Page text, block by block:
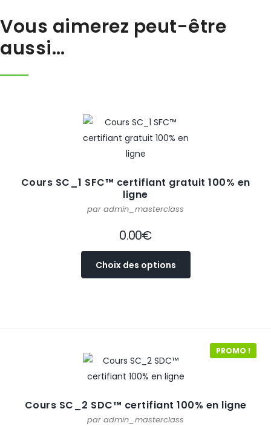
Vous aimerez peut-être
aussi…
Cours SC_1 SFC™ certifiant gratuit 100% en
ligne
par admin_masterclass
0.00€
Choix des options
PROMO !
Cours SC_2 SDC™ certifiant 100% en ligne
par admin_masterclass